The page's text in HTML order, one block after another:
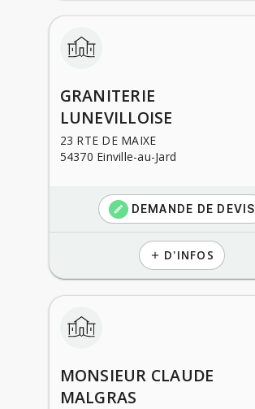
GRANITERIE
LUNEVILLOISE
23 RTE DE MAIXE
54370 Einville-au-Jard
create DEMANDE DE DEVIS
add D'INFOS
MONSIEUR CLAUDE
MALGRAS